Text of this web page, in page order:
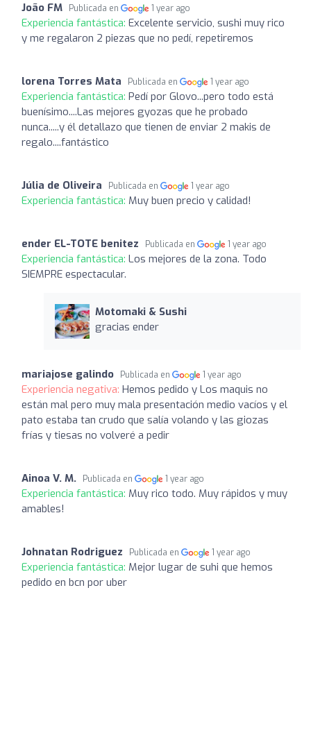
João FM Publicada en 1 year ago
Experiencia fantástica: Excelente servicio, sushi muy rico
y me regalaron 2 piezas que no pedí, repetiremos
lorena Torres Mata Publicada en 1 year ago
Experiencia fantástica: Pedí por Glovo...pero todo está
buenísimo....Las mejores gyozas que he probado
nunca.....y él detallazo que tienen de enviar 2 makis de
regalo....fantástico
Júlia de Oliveira Publicada en 1 year ago
Experiencia fantástica: Muy buen precio y calidad!
ender EL-TOTE benitez Publicada en 1 year ago
Experiencia fantástica: Los mejores de la zona. Todo
SIEMPRE espectacular.
Motomaki & Sushi
gracias ender
mariajose galindo Publicada en 1 year ago
Experiencia negativa: Hemos pedido y Los maquis no
están mal pero muy mala presentación medio vacíos y el
pato estaba tan crudo que salía volando y las giozas
frías y tiesas no volveré a pedir
Ainoa V. M. Publicada en 1 year ago
Experiencia fantástica: Muy rico todo. Muy rápidos y muy
amables!
Johnatan Rodriguez Publicada en 1 year ago
Experiencia fantástica: Mejor lugar de suhi que hemos
pedido en bcn por uber